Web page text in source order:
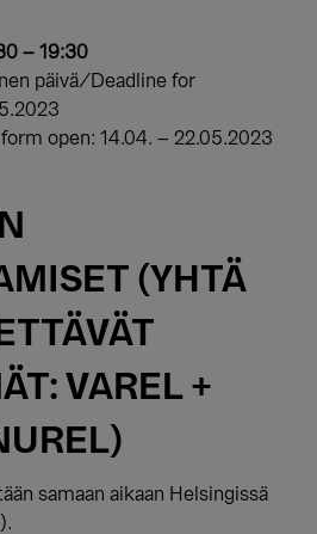
– 19:30
päivä/Deadline for
open: 14.04. – 22.05.2023
(YHTÄ
VAREL +
samaan aikaan Helsingissä